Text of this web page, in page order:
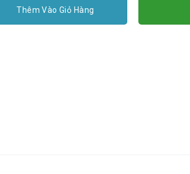
Thêm Vào Giỏ Hàng